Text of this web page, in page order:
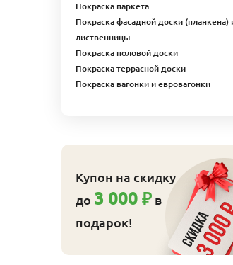
сорт Экстра,
(лиственница)
сапожек, сорт
Покраска паркета
Покраска фасадной доски (планкена)
лиственницы
Покраска половой доски
Покраска террасной доски
Покраска вагонки и евровагонки
Купон на скидку
до 3 000 ₽ в
подарок!